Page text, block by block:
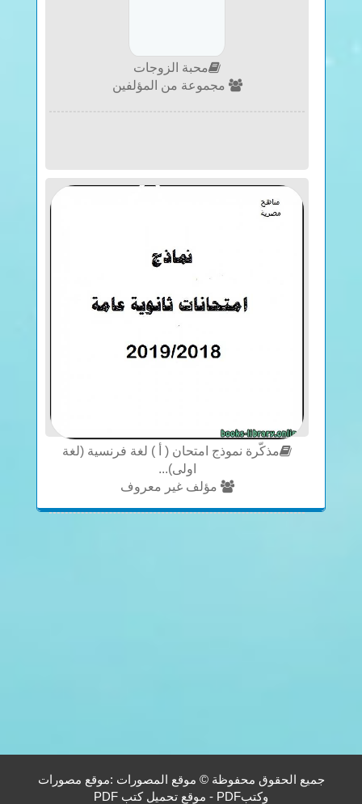
محبة الزوجات
مجموعة من المؤلفين
مذكّرة نموذج امتحان ( أ ) لغة فرنسية (لغة
اولى)...
مؤلف غير معروف
جميع الحقوق محفوظة © موقع المصورات :موقع مصورات
وكتبPDF - موقع تحميل كتب PDF